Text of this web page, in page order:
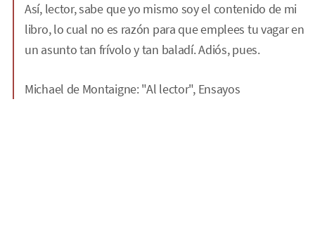
Así, lector, sabe que yo mismo soy el contenido de mi
libro, lo cual no es razón para que emplees tu vagar en
un asunto tan frívolo y tan baladí. Adiós, pues.
Michael de Montaigne: "Al lector", Ensayos